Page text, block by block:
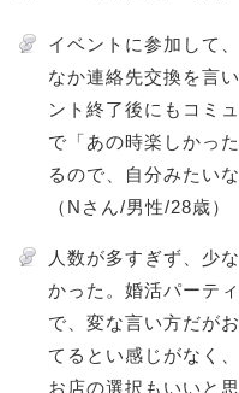
イベントに参加して
なか連絡先交換を言
ント終了後にもコミ
で「あの時楽しかっ
るので、自分みたい
（Nさん/男性/28歳）
人数が多すぎず、少
かった。婚活パーテ
で、変な言い方だが
てるとい感じがなく
お店の選択もいいと